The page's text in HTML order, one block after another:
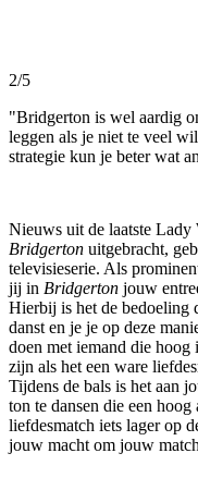
2/5
"Bridgerton is wel aardig
leggen als je niet te veel
strategie kun je beter wat
Nieuws uit de laatste Lady
Bridgerton uitgebracht,
televisieserie. Als
jij in Bridgerton jouw
Hierbij is het de bedoeling
danst en je je op deze
doen met iemand die hoog
zijn als het een ware
Tijdens de bals is het aan
ton te dansen die een
liefdesmatch iets lager op
jouw macht om jouw